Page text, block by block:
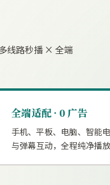
线路秒播 × 全端
全端适配 · 0 广告
手机、平板、电脑、智能
与弹幕互动，全程纯净播